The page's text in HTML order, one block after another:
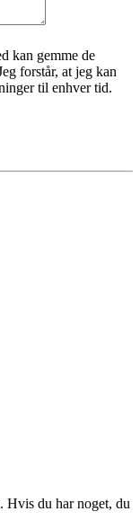
kan gemme de
forstår, at jeg kan
til enhver tid.
Hvis du har noget, du